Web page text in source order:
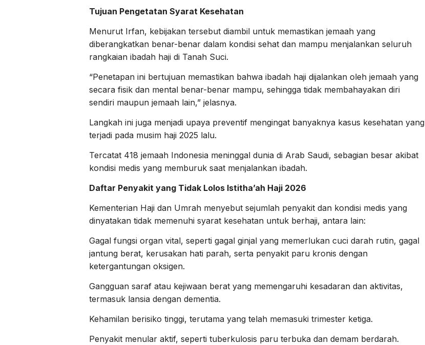
Tujuan Pengetatan Syarat Kesehatan
Menurut Irfan, kebijakan tersebut diambil untuk memastikan jemaah yang
diberangkatkan benar-benar dalam kondisi sehat dan mampu menjalankan seluruh
rangkaian ibadah haji di Tanah Suci.
“Penetapan ini bertujuan memastikan bahwa ibadah haji dijalankan oleh jemaah yang
secara fisik dan mental benar-benar mampu, sehingga tidak membahayakan diri
sendiri maupun jemaah lain,” jelasnya.
Langkah ini juga menjadi upaya preventif mengingat banyaknya kasus kesehatan yang
terjadi pada musim haji 2025 lalu.
Tercatat 418 jemaah Indonesia meninggal dunia di Arab Saudi, sebagian besar akibat
kondisi medis yang memburuk saat menjalankan ibadah.
Daftar Penyakit yang Tidak Lolos Istitha’ah Haji 2026
Kementerian Haji dan Umrah menyebut sejumlah penyakit dan kondisi medis yang
dinyatakan tidak memenuhi syarat kesehatan untuk berhaji, antara lain:
Gagal fungsi organ vital, seperti gagal ginjal yang memerlukan cuci darah rutin, gagal
jantung berat, kerusakan hati parah, serta penyakit paru kronis dengan
ketergantungan oksigen.
Gangguan saraf atau kejiwaan berat yang memengaruhi kesadaran dan aktivitas,
termasuk lansia dengan dementia.
Kehamilan berisiko tinggi, terutama yang telah memasuki trimester ketiga.
Penyakit menular aktif, seperti tuberkulosis paru terbuka dan demam berdarah.